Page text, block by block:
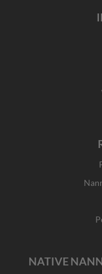
NATIVE